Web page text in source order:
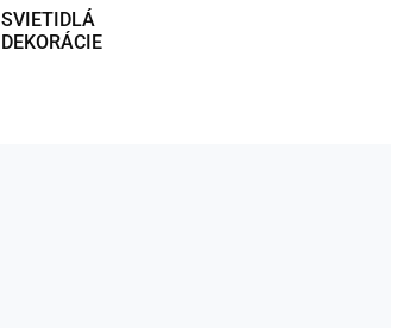
SVIETIDLÁ
DEKORÁCIE